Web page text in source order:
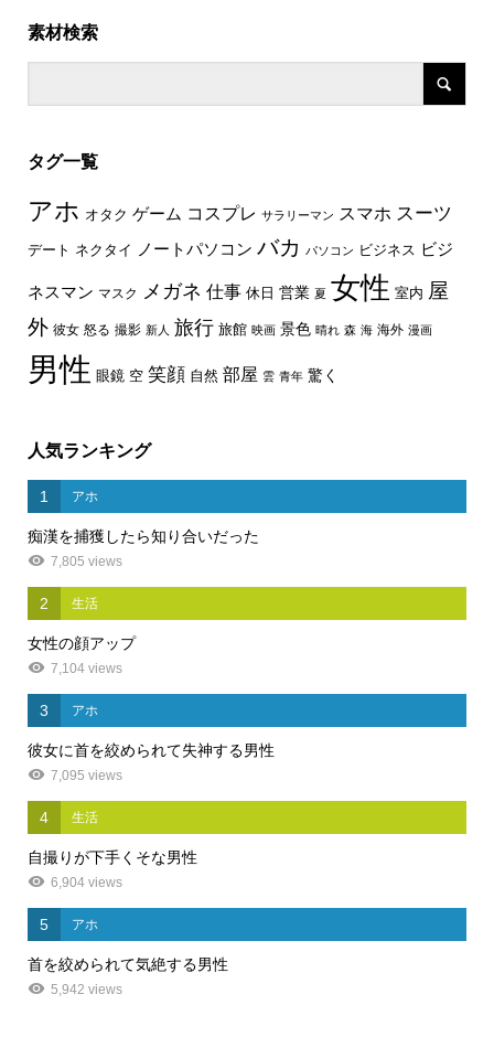
素材検索
タグ一覧
アホ オタク ゲーム コスプレ サラリーマン スマホ スーツ
デート ネクタイ ノートパソコン バカ パソコン ビジネス ビジ
ネスマン マスク メガネ 仕事 休日 営業 夏 女性 室内 屋
外 彼女 怒る 撮影 新人 旅行 旅館 映画 景色 晴れ 森 海 海外 漫画
男性 眼鏡 空 笑顔 自然 部屋 雲 青年 驚く
人気ランキング
1 アホ
痴漢を捕獲したら知り合いだった
7,805 views
2 生活
女性の顔アップ
7,104 views
3 アホ
彼女に首を絞められて失神する男性
7,095 views
4 生活
自撮りが下手くそな男性
6,904 views
5 アホ
首を絞められて気絶する男性
5,942 views